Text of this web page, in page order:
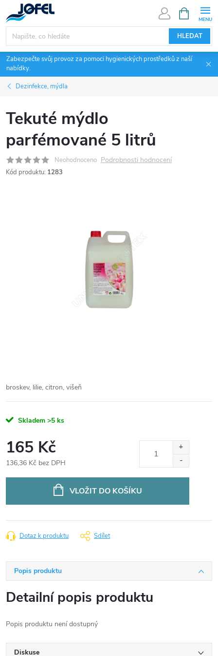
na
obsah
HLEDAT
NÁKUPNÍ
KOŠÍK
Zabezpečte svůj provoz za pomoci hygienických prostředků z naší
nabídky.
Dezinfekce, mýdla
Tekuté mýdlo
parfémované 5 litrů
Neohodnoceno Podrobnosti hodnocení
Kód produktu: 1283
broskev, lilie, citron, višeň
Skladem >5 ks
165 Kč
136,36 Kč bez DPH
VLOŽIT DO KOŠÍKU
Dotaz k produktu Sdílet
Popis produktu
Detailní popis produktu
Popis produktu není dostupný
Diskuse